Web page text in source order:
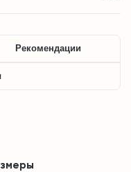
Рекомендации